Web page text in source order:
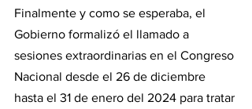
Finalmente y como se esperaba, el
Gobierno formalizó el llamado a
sesiones extraordinarias en el Congreso
Nacional desde el 26 de diciembre
hasta el 31 de enero del 2024 para tratar